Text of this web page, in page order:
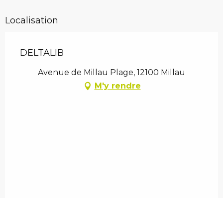
Localisation
DELTALIB
Avenue de Millau Plage, 12100 Millau
M'y rendre